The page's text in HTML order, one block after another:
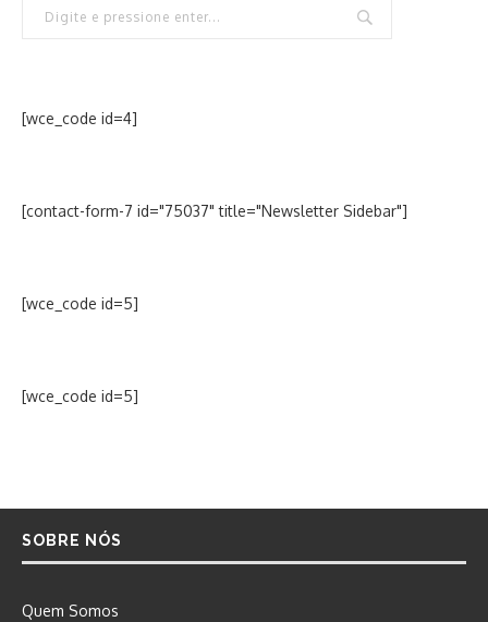
[wce_code id=4]
[contact-form-7 id="75037" title="Newsletter Sidebar"]
[wce_code id=5]
[wce_code id=5]
SOBRE NÓS
Quem Somos